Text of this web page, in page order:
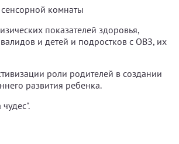
комнаты
показателей здоровья,
и детей и подростков с ОВЗ, их
роли родителей в создании
развития ребенка.